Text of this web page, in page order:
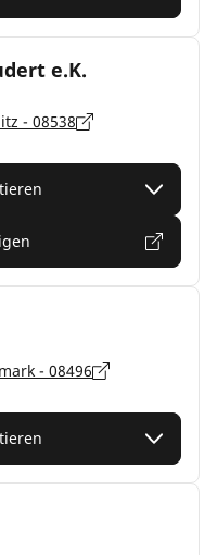
e.K.
- 08538
- 08496